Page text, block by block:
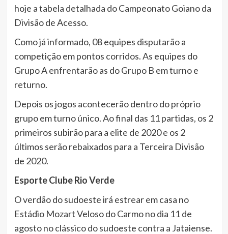
hoje a tabela detalhada do Campeonato Goiano da
Divisão de Acesso.
Como já informado, 08 equipes disputarão a
competição em pontos corridos. As equipes do
Grupo A enfrentarão as do Grupo B em turno e
returno.
Depois os jogos acontecerão dentro do próprio
grupo em turno único. Ao final das 11 partidas, os 2
primeiros subirão para a elite de 2020 e os 2
últimos serão rebaixados para a Terceira Divisão
de 2020.
Esporte Clube Rio Verde
O verdão do sudoeste irá estrear em casa no
Estádio Mozart Veloso do Carmo no dia 11 de
agosto no clássico do sudoeste contra a Jataiense.